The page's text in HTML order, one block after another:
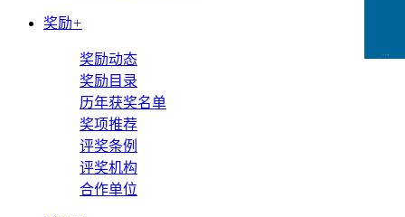
奖励+
奖励动态
奖励目录
历年获奖名单
奖项推荐
评奖条例
评奖机构
合作单位